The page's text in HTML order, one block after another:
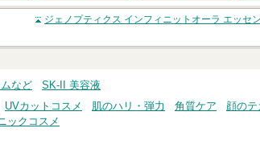
する
シ
ジェノプティクス インフィニットオーラ エッセ
など
SK-II 美容液
UVカットコスメ 肌のハリ・弾力 角質ケア 顔のテ
ックコスメ